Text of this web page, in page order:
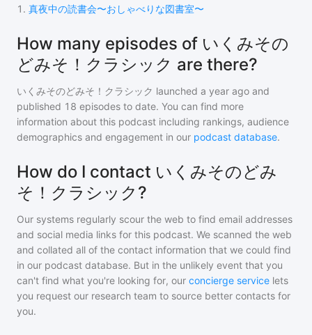
1 . 真夜中の読書会〜おしゃべりな図書室〜
How many episodes of いくみその
どみそ！クラシック are there?
いくみそのどみそ！クラシック launched a year ago and
published 18 episodes to date. You can find more
information about this podcast including rankings, audience
demographics and engagement in our podcast database.
How do I contact いくみそのどみ
そ！クラシック?
Our systems regularly scour the web to find email addresses
and social media links for this podcast. We scanned the web
and collated all of the contact information that we could find
in our podcast database. But in the unlikely event that you
can't find what you're looking for, our concierge service lets
you request our research team to source better contacts for
you.